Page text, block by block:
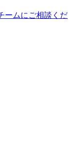
ームにご相談くだ